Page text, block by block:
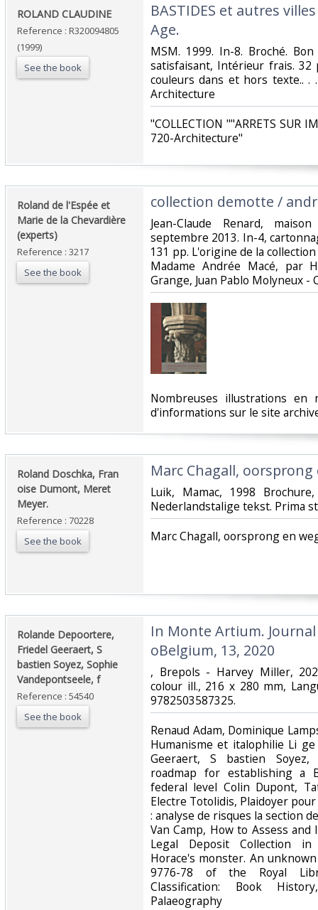
‎ROLAND CLAUDINE‎
Reference : R320094805
(1999)
See the book
‎BASTIDES et autres
Age.‎
‎MSM. 1999. In-8. Broché.
satisfaisant, Intérieur frais. 32
couleurs dans et hors texte.. .
Architecture‎
‎"COLLECTION ""ARRETS SUR
720-Architecture"‎
‎Roland de l'Espée et
Marie de la Chevardière
(experts)‎
Reference : 3217
See the book
‎collection demotte /
‎Jean-Claude Renard,
septembre 2013. In-4,
131 pp. L'origine de la
Madame Andrée Macé, par
Grange, Juan Pablo Molyneux -
‎Nombreuses illustrations
d'informations sur le site
‎Roland Doschka, Fran
oise Dumont, Meret
Meyer.‎
Reference : 70228
See the book
‎Marc Chagall, oorsprong
‎Luik, Mamac, 1998
Nederlandstalige tekst. Prima
‎Marc Chagall, oorsprong en
‎Rolande Depoortere,
Friedel Geeraert, S
bastien Soyez, Sophie
Vandepontseele, f ‎
Reference : 54540
See the book
‎In Monte Artium.
oBelgium, 13, 2020‎
‎, Brepols - Harvey Miller,
colour ill., 216 x 280 mm,
9782503587325.‎
‎Renaud Adam, Dominique
Humanisme et italophilie Li
Geeraert, S bastien Soyez,
roadmap for establishing a
federal level Colin Dupont,
Electre Totolidis, Plaidoyer
: analyse de risques la section
Van Camp, How to Assess
Legal Deposit Collection
Horace's monster. An
9776-78 of the Royal
Classification: Book
Palaeography‎